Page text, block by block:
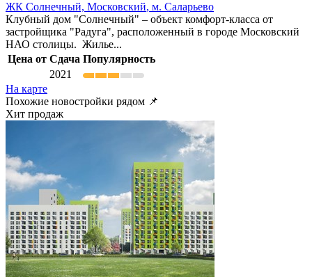
ЖК Солнечный, Московский, м. Саларьево
Клубный дом "Солнечный" – объект комфорт-класса от
застройщика "Радуга", расположенный в городе Московский
НАО столицы. Жилье...
Цена от Сдача Популярность
2021
На карте
Похожие новостройки рядом 📌
Хит продаж